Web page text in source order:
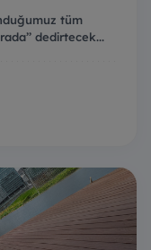
tüm
dedirtecek...